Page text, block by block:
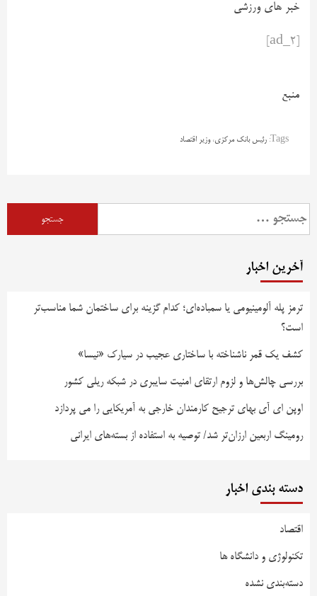
خبر های ورزشی
منبع
Tags: رئیس بانک مرکزی،وزیر اقتصاد
آخرین اخبار
ترمز پله آلومینیومی یا سمباده‌ای؛ کدام گزینه برای ساختمان شما مناسب‌تر
است؟
کشف یک قمر ناشناخته با ساختاری عجیب در سیارک «نیسا»
بررسی چالش‌ها و لزوم ارتقای امنیت سایبری در شبکه ریلی کشور
اوپن ای آی بهای ترجیح کارمندان خارجی به آمریکایی را می پردازد
رومینگ اربعین ارزان‌تر شد/ توصیه به استفاده از بسته‌های ایرانی
دسته بندی اخبار
اقتصاد
تکنولوژی و دانشگاه ها
دسته‌بندی نشده